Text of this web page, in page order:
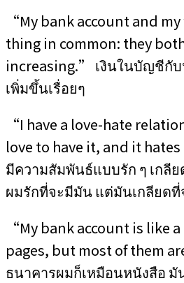
“My bank account and
thing in common: they
increasing.” เงินในบัญชีกั
เพิ่มขึ้นเรื่อยๆ
“I have a love-hate
love to have it, and it
มีความสัมพันธ์แบบรัก ๆ เกลีย
ผมรักที่จะมีมัน แต่มันเกลียด
“My bank account is like
pages, but most of them
ธนาคารผมก็เหมือนหนังสือ